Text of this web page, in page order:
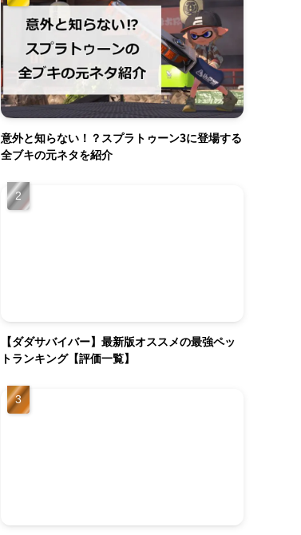
意外と知らない！？スプラトゥーン3に登場する
全ブキの元ネタを紹介
【ダダサバイバー】最新版オススメの最強ペッ
トランキング【評価一覧】